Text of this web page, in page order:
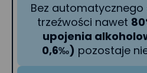
Bez
trzeźwości nawet
upojenia
0,6‰) pozostaje